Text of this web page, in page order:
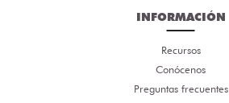
INFORMACIÓN
Recursos
Conócenos
Preguntas frecuentes